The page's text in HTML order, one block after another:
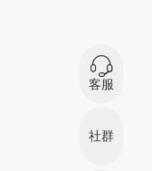
客服
社群